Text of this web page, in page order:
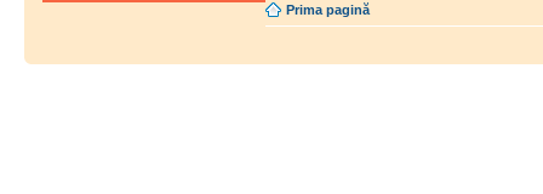
Prima pagină